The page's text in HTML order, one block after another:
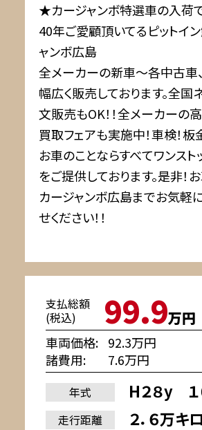
★カージャンボ特選車の入荷
40年ご愛顧頂いてるピットイ
ャンボ広島
全メーカーの新車～各中古車
幅広く販売しております。全国
文販売もOK！！全メーカーの
買取フェアも実施中！車検！板
お車のことならすべてワンスト
をご提供しております。是非！
カージャンボ広島までお気軽
せください！！
支払総額
(税込)
99.9万円
車両価格
92.3万円
諸費用
7.6万円
年式 H２８y １
走行距離 ２．６万キロ